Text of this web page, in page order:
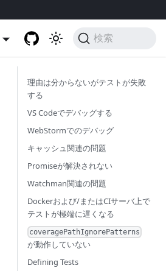
検索
理由は分からないがテストが失敗
する
VS Codeでデバッグする
WebStormでのデバッグ
キャッシュ関連の問題
Promiseが解決されない
Watchman関連の問題
Dockerおよび/またはCIサーバ上で
テストが極端に遅くなる
coveragePathIgnorePatterns
が動作していない
Defining Tests